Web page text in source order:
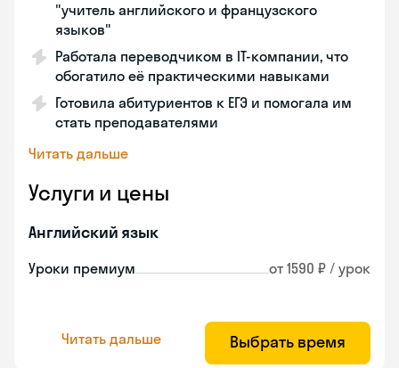
"учитель английского и французского
языков"
Работала переводчиком в IT-компании, что
обогатило её практическими навыками
Готовила абитуриентов к ЕГЭ и помогала им
стать преподавателями
Читать дальше
Услуги и цены
Английский язык
Уроки премиум от 1590 ₽ / урок
Читать дальше Выбрать время